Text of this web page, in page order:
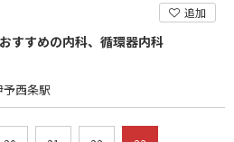
追加
すすめの内科、循環器内科
西条駅